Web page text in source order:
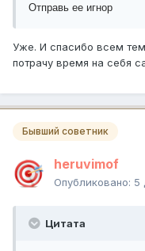
Отправь ее игнор
Уже. И спасибо всем
потрачу время на себя
Бывший советник
heruvimof
Опубликовано: 5
Цитата